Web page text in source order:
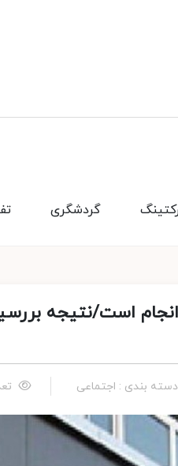
گردشگری
است/نتیجه
دسته بندی : اجتماعی